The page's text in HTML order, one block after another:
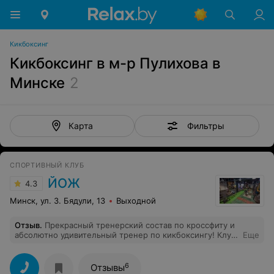
Кикбоксинг
Кикбоксинг в м-р Пулихова в
Минске 2
Карта Фильтры
СПОРТИВНЫЙ КЛУБ
4.3 ЙОЖ
Минск, ул. З. Бядули, 13 Выходной
Отзыв. Прекрасный тренерский состав по кроссфиту и
абсолютно удивительный тренер по кикбоксингу! Клуб
Но что самое замечательное, здесь настолько
положительная и позитивная атмосфера, что люди с
Еще
Отзывы6